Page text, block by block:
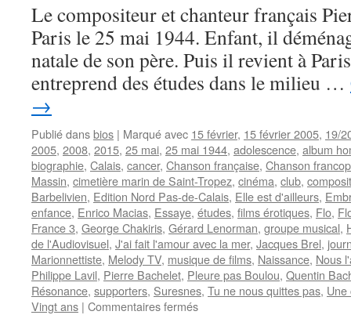
Le compositeur et chanteur français
Paris le 25 mai 1944. Enfant, il
natale de son père. Puis il revient à
entreprend des études dans le milieu …
→
Publié dansbios | Marqué avec 15 février, 15 février 2005, 19/
2005, 2008, 2015, 25 mai, 25 mai 1944, adolescence, album
biographie, Calais, cancer, Chanson française, Chanson
Massin, cimetière marin de Saint-Tropez, cinéma, club,
Barbelivien, Edition Nord Pas-de-Calais, Elle est d'ailleurs,
enfance, Enrico Macias, Essaye, études, films érotiques, Flo,
France 3, George Chakiris, Gérard Lenorman, groupe musical,
de l'Audiovisuel, J'ai fait l'amour avec la mer, Jacques Brel,
Marionnettiste, Melody TV, musique de films, Naissance, Nous
Philippe Lavil, Pierre Bachelet, Pleure pas Boulou, Quentin
Résonance, supporters, Suresnes, Tu ne nous quittes pas, Une
Vingt ans | Commentaires ferméssur